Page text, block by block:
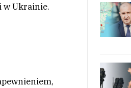
w Ukrainie.